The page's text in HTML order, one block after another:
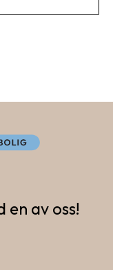
en av oss!